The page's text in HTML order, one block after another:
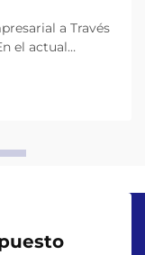
a Través
el actual
se ha
es una